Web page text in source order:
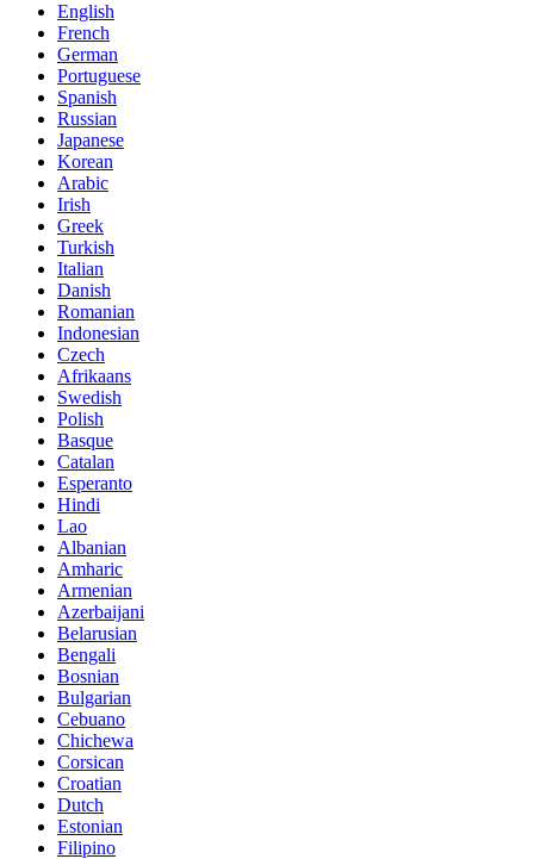
English
French
German
Portuguese
Spanish
Russian
Japanese
Korean
Arabic
Irish
Greek
Turkish
Italian
Danish
Romanian
Indonesian
Czech
Afrikaans
Swedish
Polish
Basque
Catalan
Esperanto
Hindi
Lao
Albanian
Amharic
Armenian
Azerbaijani
Belarusian
Bengali
Bosnian
Bulgarian
Cebuano
Chichewa
Corsican
Croatian
Dutch
Estonian
Filipino